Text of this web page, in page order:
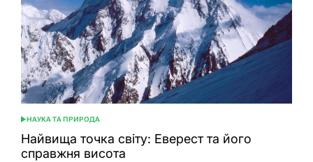
ОПУБЛІКУВАТИ
У
НАУКА ТА ПРИРОДА
Найвища точка світу: Еверест та його
справжня висота